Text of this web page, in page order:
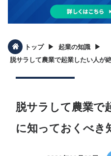
トップ ▶︎ 起業の知識 ▶︎
脱サラして農業で起業したい人が
脱サラして農業で
に知っておくべき